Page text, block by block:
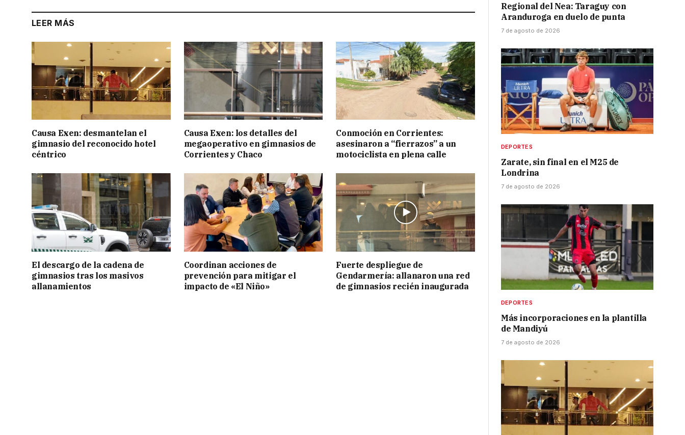
LEER MÁS
Causa Exen: desmantelan el
gimnasio del reconocido hotel
céntrico
Causa Exen: los detalles del
megaoperativo en gimnasios de
Corrientes y Chaco
Conmoción en Corrientes:
asesinaron a “fierrazos” a un
motociclista en plena calle
El descargo de la cadena de
gimnasios tras los masivos
allanamientos
Coordinan acciones de
prevención para mitigar el
impacto de «El Niño»
Fuerte despliegue de
Gendarmería: allanaron una red
de gimnasios recién inaugurada
Regional del Nea: Taraguy con
Aranduroga en duelo de punta
7 de agosto de 2026
DEPORTES
Zarate, sin final en el M25 de
Londrina
7 de agosto de 2026
DEPORTES
Más incorporaciones en la plantilla
de Mandiyú
7 de agosto de 2026